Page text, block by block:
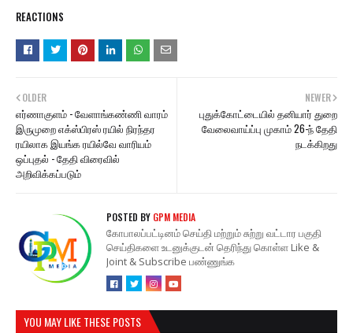
REACTIONS
NEWER
புதுக்கோட்டையில் தனியார் துறை
வேலைவாய்ப்பு முகாம் 26-ந் தேதி
நடக்கிறது
OLDER
எர்ணாகுளம் - வேளாங்கண்ணி வாரம்
இருமுறை எக்ஸ்பிரஸ் ரயில் நிரந்தர
ரயிலாக இயங்க ரயில்வே வாரியம்
ஒப்புதல் - தேதி விரைவில்
அறிவிக்கப்படும்
POSTED BY GPM MEDIA
கோபாலப்பட்டினம் செய்தி மற்றும் சுற்று வட்டார பகுதி
செய்திகளை உடனுக்குடன் தெரிந்து கொள்ள Like &
Joint & Subscribe பண்ணுங்க
YOU MAY LIKE THESE POSTS